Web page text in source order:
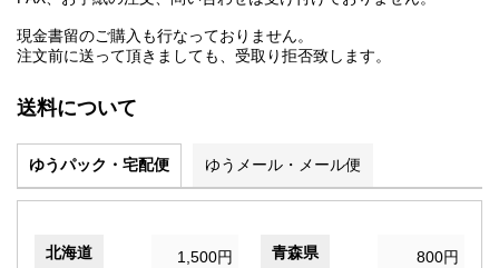
現金書留のご購入も行なっておりません。
注文前に送って頂きましても、受取り拒否致します。
送料について
ゆうパック・宅配便 ゆうメール・メール便
北海道 1,500円 青森県 800円